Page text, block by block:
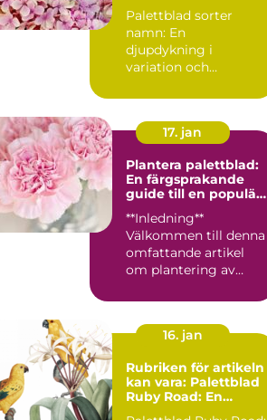
Palettblad sorter
namn: En
djupdykning i
variation och
palettblad? ...
17. jan
Plantera palettblad:
En färgsprakande
guide till en populär
**Inledning**
Välkommen till denna
omfattande artikel
om plantering av
text kom...
16. jan
Rubriken för artikeln
kan vara: Palettblad
Ruby Road: En